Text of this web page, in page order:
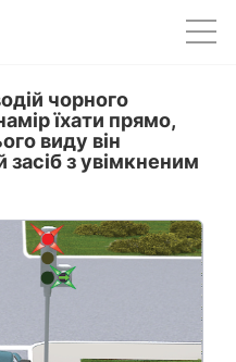
чорного
їхати прямо,
виду він
з увімкненим